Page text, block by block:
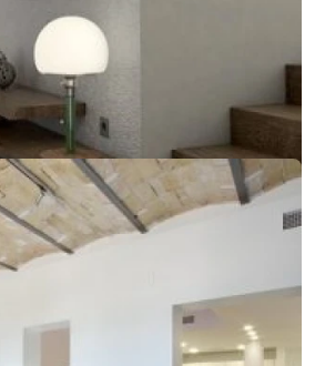
ktorý sa zameriava na detail
zameriava na detail